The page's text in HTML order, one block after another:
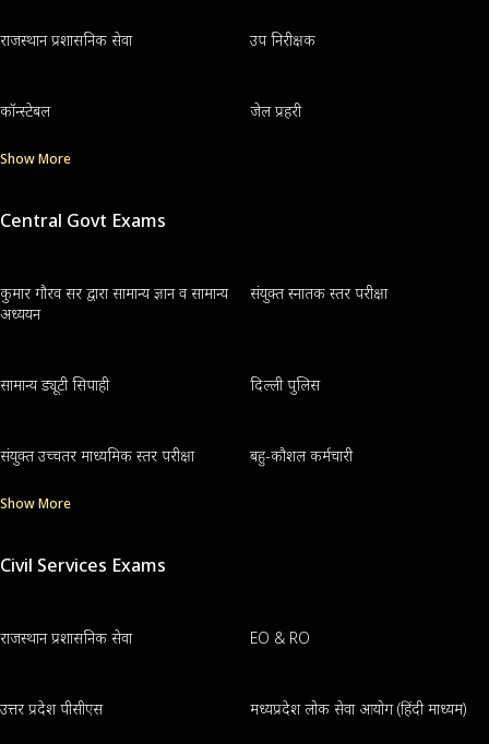
राजस्थान प्रशासनिक सेवा उप निरीक्षक
कॉन्स्टेबल जेल प्रहरी
Show More
Central Govt Exams
कुमार गौरव सर द्वारा सामान्य ज्ञान व सामान्य
अध्ययन
संयुक्त स्नातक स्तर परीक्षा
सामान्य ड्यूटी सिपाही दिल्ली पुलिस
संयुक्त उच्चतर माध्यमिक स्तर परीक्षा बहु-कौशल कर्मचारी
Show More
Civil Services Exams
राजस्थान प्रशासनिक सेवा EO & RO
उत्तर प्रदेश पीसीएस मध्यप्रदेश लोक सेवा आयोग (हिंदी माध्यम)